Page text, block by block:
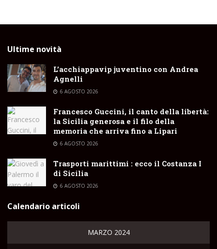
Ultime novità
L’acchiappavip juventino con Andrea
Agnelli
6 AGOSTO 2026
Francesco Guccini, il canto della libertà:
la Sicilia generosa e il filo della
memoria che arriva fino a Lipari
6 AGOSTO 2026
Trasporti marittimi : ecco il Costanza I
di Sicilia
6 AGOSTO 2026
Calendario articoli
MARZO 2024